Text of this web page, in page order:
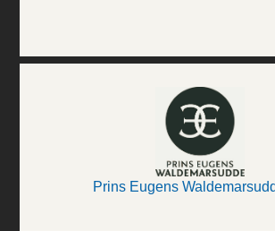
Prins Eugens